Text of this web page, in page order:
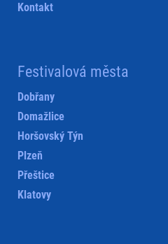
Kontakt
Festivalová města
Dobřany
Domažlice
Horšovský Týn
Plzeň
Přeštice
Klatovy